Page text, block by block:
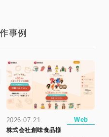
事例
2026.07.21 Web
株式会社創味食品様